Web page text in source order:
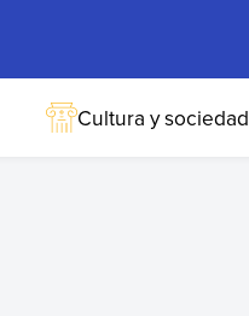
Cultura y sociedad